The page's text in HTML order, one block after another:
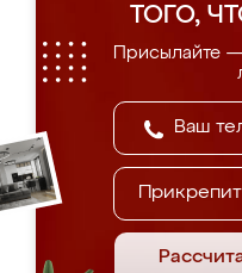
ТОГО,
Присылайте